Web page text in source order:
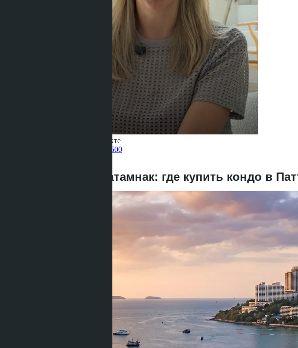
Получить информацию об объекте
+66 80 006 4500
Джомтьен или Пратамнак: где купить кондо в